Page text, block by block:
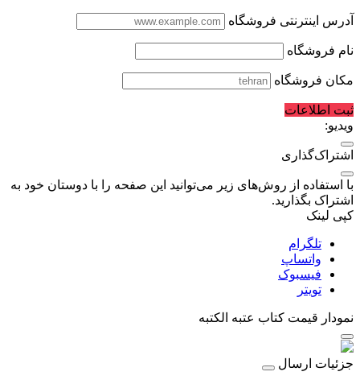
آدرس اینترنتی فروشگاه
نام فروشگاه
مکان فروشگاه
ثبت اطلاعات
ویدیو:
اشتراک‌گذاری
با استفاده از روش‌های زیر می‌توانید این صفحه را با دوستان خود به
اشتراک بگذارید.
کپی لینک
تلگرام
واتساپ
فیسبوک
تویتر
نمودار قیمت کتاب عتبه الکتبه
جزئیات ارسال